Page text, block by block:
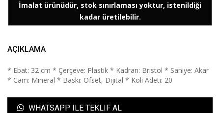
İmalat ürünüdür, stok sınırlaması yoktur, istenildiği
kadar üretilebilir.
AÇIKLAMA
* Ebat: 32 cm * Çerçeve: Plastik * Kadran: Bristol * Saniye: Akar
* Cam: Mineral * Baskı: Ofset, Dijital * Koli Adeti: 20
WHATSAPP ILE TEKLIF AL